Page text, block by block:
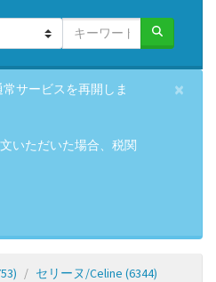
サービスを再開しま
いただいた場合、税関
×
セリーヌ/Celine (6344)